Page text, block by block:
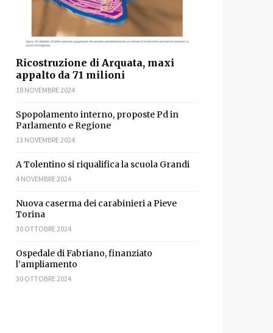
CondividiRicostruzione di Arquata, maxi
appalto da 71 milioni
18 NOVEMBRE 2024
Spopolamento interno, proposte Pd in
Parlamento e Regione
13 NOVEMBRE 2024
A Tolentino si riqualifica la scuola Grandi
4 NOVEMBRE 2024
Nuova caserma dei carabinieri a Pieve
Torina
30 OTTOBRE 2024
Ospedale di Fabriano, finanziato
l’ampliamento
30 OTTOBRE 2024